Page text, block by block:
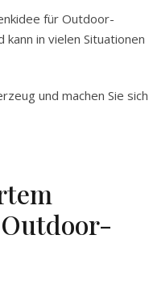
für Outdoor-
in vielen Situationen
und machen Sie sich